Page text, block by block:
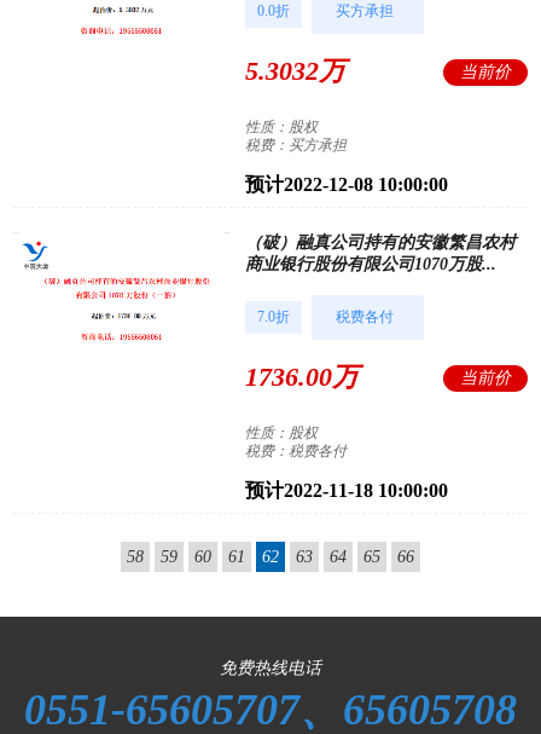
0.0折 买方承担
5.3032万 当前价
性质：股权
税费：买方承担
预计2022-12-08 10:00:00
（破）融真公司持有的安徽繁昌农村
商业银行股份有限公司1070万股...
7.0折 税费各付
1736.00万 当前价
性质：股权
税费：税费各付
预计2022-11-18 10:00:00
58 59 60 61 62 63 64 65 66
免费热线电话
0551-65605707、65605708